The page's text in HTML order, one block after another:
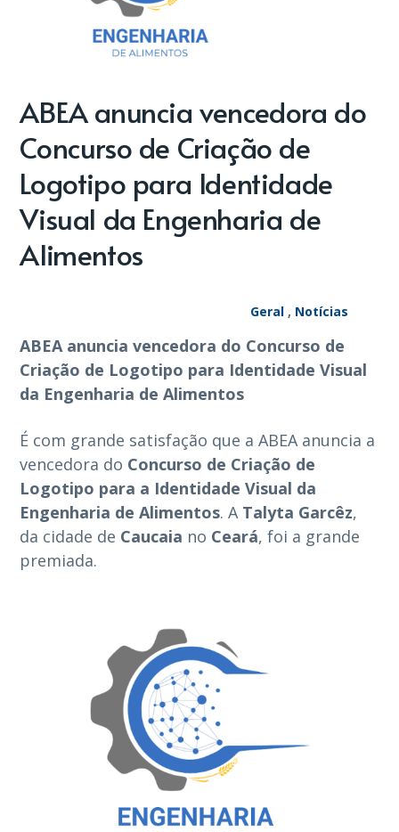
ABEA anuncia vencedora do
Concurso de Criação de
Logotipo para Identidade
Visual da Engenharia de
Alimentos
Geral, Notícias
ABEA anuncia vencedora do Concurso de
Criação de Logotipo para Identidade Visual
da Engenharia de Alimentos
É com grande satisfação que a ABEA anuncia a
vencedora do Concurso de Criação de
Logotipo para a Identidade Visual da
Engenharia de Alimentos. A Talyta Garcêz,
da cidade de Caucaia no Ceará, foi a grande
premiada.